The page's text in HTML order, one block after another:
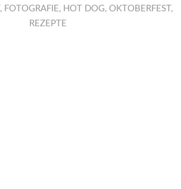
, FOTOGRAFIE, HOT DOG, OKTOBERFEST ,
REZEPTE